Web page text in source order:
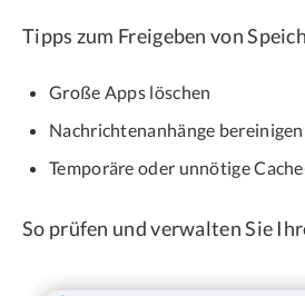
Tipps zum Freigeben von
Große Apps löschen
Nachrichtenanhänge bereinigen
Temporäre oder unnötige
So prüfen und verwalten Sie